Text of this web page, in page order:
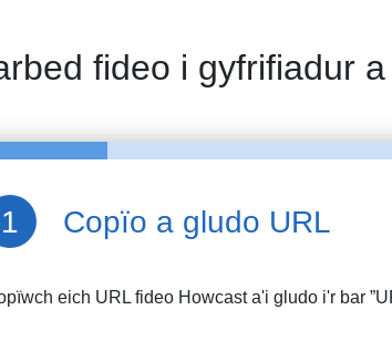
fideo i gyfrifiadur
Copïo a gludo URL
eich URL fideo Howcasta'i gludo i'r bar